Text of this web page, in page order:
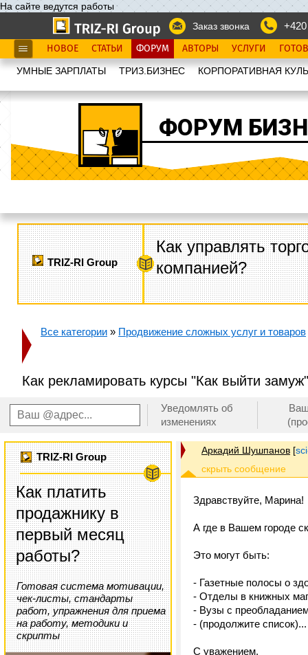
На сайте ведутся работы
Заказ звонка
НОВОЕ СТАТЬИ ФОРУМ АВТОРЫ УСЛУГИ
УМНЫЕ ЗАРПЛАТЫ ТРИЗ.БИЗНЕС КОРПОРАТИВНАЯ
ФОРУМ
TRIZ-RI Group
Как управлять
компанией?
Все категории » Продвижение сложных услуг и товаров
Как рекламировать курсы "Как выйти
Уведомлять об
изменениях
TRIZ-RI Group
Как платить
продажнику в
первый месяц
работы?
Готовая система мотивации,
чек-листы, стандарты
работ, упражнения для приема
на работу, методики и
скрипты
Аркадий Шушпанов [
Здравствуйте, Марина!
А где в Вашем городе
Это могут быть:
- Газетные полосы о
- Отделы в книжных
- Вузы с
- (продолжите список)...
С уважением,